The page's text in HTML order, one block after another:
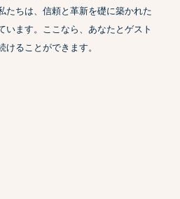
たちは、信頼と革新を礎に築かれた
います。ここなら、あなたとゲスト
ることができます。